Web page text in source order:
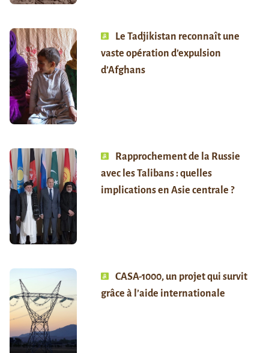
Le Tadjikistan reconnaît une
vaste opération d’expulsion
d’Afghans
Rapprochement de la Russie
avec les Talibans : quelles
implications en Asie centrale ?
CASA-1000, un projet qui survit
grâce à l’aide internationale